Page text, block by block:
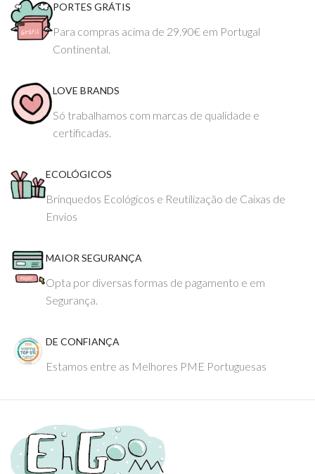
PORTES GRÁTIS
Para compras acima de 29.90€ em Portugal
Continental.
LOVE BRANDS
Só trabalhamos com marcas de qualidade e
certificadas.
ECOLÓGICOS
Brinquedos Ecológicos e Reutilização de Caixas de
Envios
MAIOR SEGURANÇA
Opta por diversas formas de pagamento e em
Segurança.
DE CONFIANÇA
Estamos entre as Melhores PME Portuguesas